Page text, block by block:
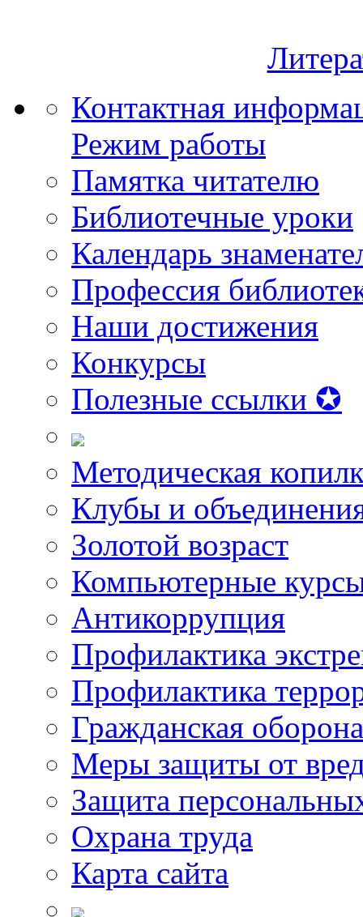
Контактная
Режим работы
Памятка читателю
Библиотечные уроки
Календарь
Профессия
Наши достижения
Конкурсы
Полезные ссылки ✪
Методическая
Клубы и
Золотой возраст
Компьютерные
Антикоррупция
Профилактика
Профилактика
Гражданская оборона
Меры защиты от
Защита
Охрана труда
Карта сайта